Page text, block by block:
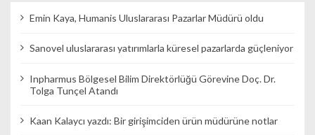
Emin Kaya, Humanis Uluslararası Pazarlar Müdürü oldu
Sanovel uluslararası yatırımlarla küresel pazarlarda güçleniyor
Inpharmus Bölgesel Bilim Direktörlüğü Görevine Doç. Dr.
Tolga Tunçel Atandı
Kaan Kalaycı yazdı: Bir girişimciden ürün müdürüne notlar